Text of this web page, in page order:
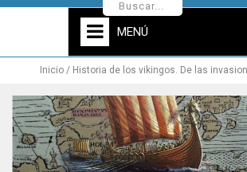
MENÚ
Inicio Historia de los vikingos. De las